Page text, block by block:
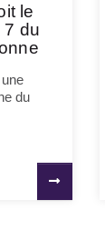
le
7 du
du